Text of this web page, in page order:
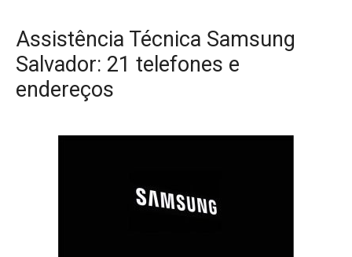
Assistência Técnica Samsung
Salvador: 21 telefones e
endereços